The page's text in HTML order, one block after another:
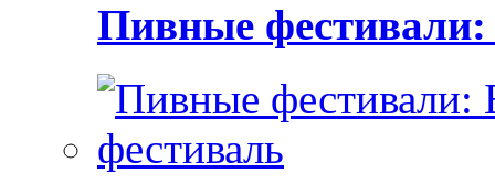
Пивные фестивали: